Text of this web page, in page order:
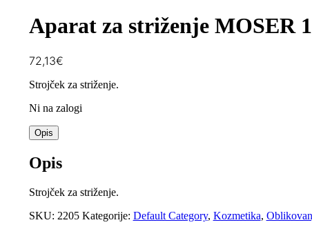
Aparat za striženje MOSER
72,13€
Strojček za striženje.
Ni na zalogi
Opis
Opis
Strojček za striženje.
SKU: 2205 Kategorije: Default Category, Kozmetika,